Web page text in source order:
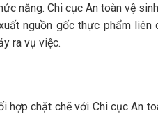
năng. Chi cục An toàn vệ
nguồn gốc thực phẩm
ra vụ việc.
hợp chặt chẽ với Chi cục An